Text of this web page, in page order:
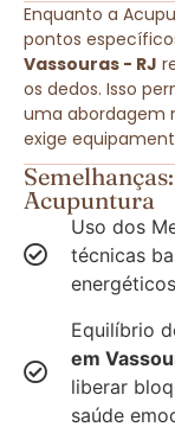
Enquanto a
pontos
Vassouras - RJ
os dedos. Isso
uma abordagem
exige
Acupuntura
Uso dos
técnicas
Equilíbrio
em
liberar
saúde